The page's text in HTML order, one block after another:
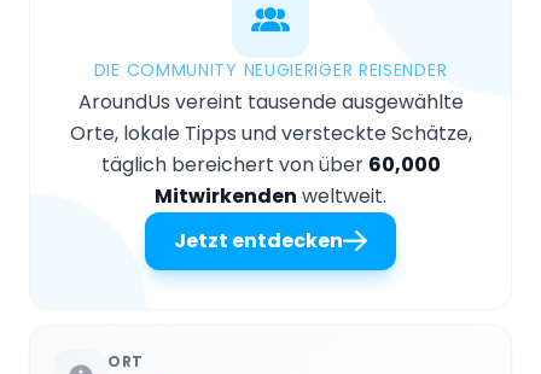
DIE COMMUNITY NEUGIERIGER REISENDER
AroundUs vereint tausende ausgewählte
Orte, lokale Tipps und versteckte Schätze,
täglich bereichert von über 60,000
Mitwirkenden weltweit.
Jetzt entdecken
ORT